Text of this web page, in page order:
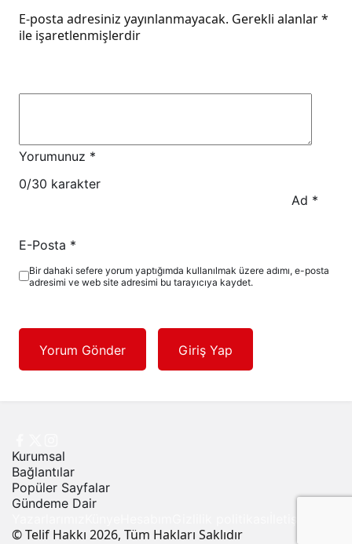
E-posta adresiniz yayınlanmayacak. Gerekli alanlar*
ile işaretlenmişlerdir
Yorumunuz *
0/30 karakter
Ad *
E-Posta *
Bir dahaki sefere yorum yaptığımda kullanılmak üzere adımı, e-posta
adresimi ve web site adresimi bu tarayıcıya kaydet.
Yorum Gönder Giriş Yap
Kurumsal
Bağlantılar
Popüler Sayfalar
Gündeme Dair
© Telif Hakkı 2026, Tüm Hakları Saklıdır